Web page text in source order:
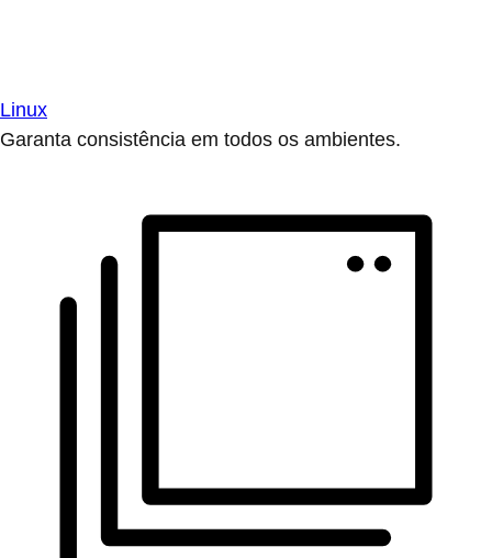
Linux
Garanta consistência em todos os ambientes.